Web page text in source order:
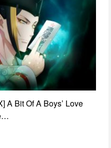
A Bit Of A Boys’ Love